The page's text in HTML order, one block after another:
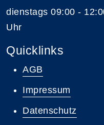
dienstags 09:00 -
Uhr
Quicklinks
AGB
Impressum
Datenschutz